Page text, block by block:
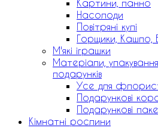
Картини, панно
Насолоди
Повітряні кулі
Горщики, Кашпо,
М'які іграшки
Матеріали,
подарунків
Усе для
Подарункові
Подарункові
Кімнатні рослини